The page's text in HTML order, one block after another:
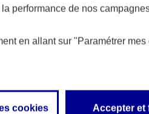
performance de nos
en allant sur "Paramétrer mes
cookies Accepter et